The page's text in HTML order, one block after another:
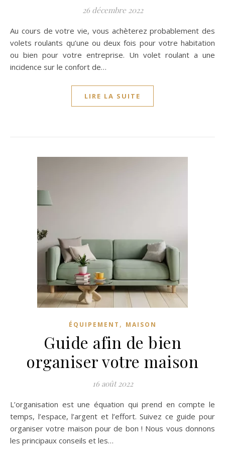
26 décembre 2022
Au cours de votre vie, vous achèterez probablement des
volets roulants qu’une ou deux fois pour votre habitation
ou bien pour votre entreprise. Un volet roulant a une
incidence sur le confort de…
LIRE LA SUITE
ÉQUIPEMENT , MAISON
Guide afin de bien
organiser votre maison
16 août 2022
L’organisation est une équation qui prend en compte le
temps, l’espace, l’argent et l’effort. Suivez ce guide pour
organiser votre maison pour de bon ! Nous vous donnons
les principaux conseils et les…